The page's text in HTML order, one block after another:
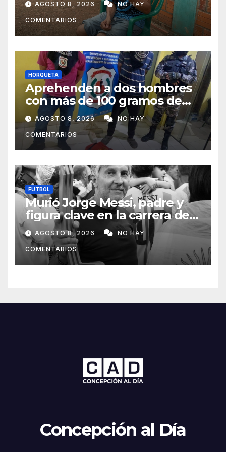
subsistir
AGOSTO 8, 2026 NO HAY
COMENTARIOS
HORQUETA
Aprehenden a dos hombres
con más de 100 gramos de
supuesta marihuana en
Horqueta
AGOSTO 8, 2026 NO HAY
COMENTARIOS
FUTBOL
Murió Jorge Messi, padre y
figura clave en la carrera de
Lionel Messi
AGOSTO 8, 2026 NO HAY
COMENTARIOS
Concepción al Día